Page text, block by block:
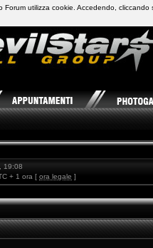
Buell Italia
19:08
+ 1 ora [ ora legale ]
Forum utilizza cookie. Accedendo,